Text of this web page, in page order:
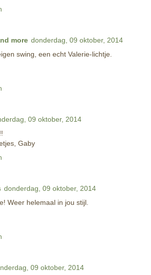
more donderdag, 09 oktober, 2014
swing, een echt Valerie-lichtje.
09 oktober, 2014
Gaby
donderdag, 09 oktober, 2014
Weer helemaal in jou stijl.
09 oktober, 2014